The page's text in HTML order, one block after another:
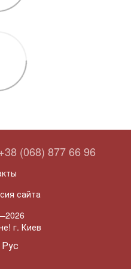
(068) 877 66 96
сайта
г. Киев
Рус